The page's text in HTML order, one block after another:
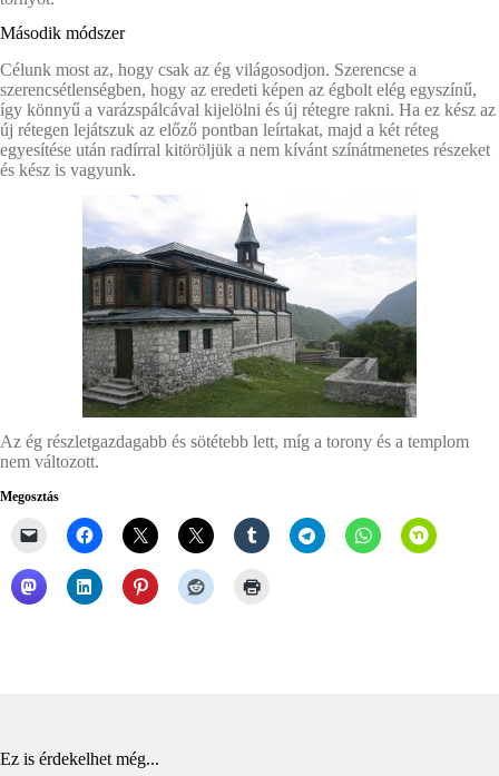
Második módszer
Célunk most az, hogy csak az ég világosodjon. Szerencse a
szerencsétlenségben, hogy az eredeti képen az égbolt elég egyszínű,
így könnyű a varázspálcával kijelölni és új rétegre rakni. Ha ez kész az
új rétegen lejátszuk az előző pontban leírtakat, majd a két réteg
egyesítése után radírral kitöröljük a nem kívánt színátmenetes részeket
és kész is vagyunk.
Az ég részletgazdagabb és sötétebb lett, míg a torony és a templom
nem változott.
Megosztás
Ez is érdekelhet még...